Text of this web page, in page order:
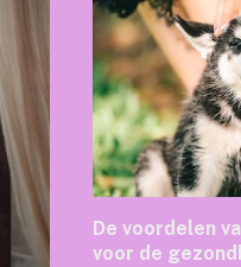
De voordelen
voor de